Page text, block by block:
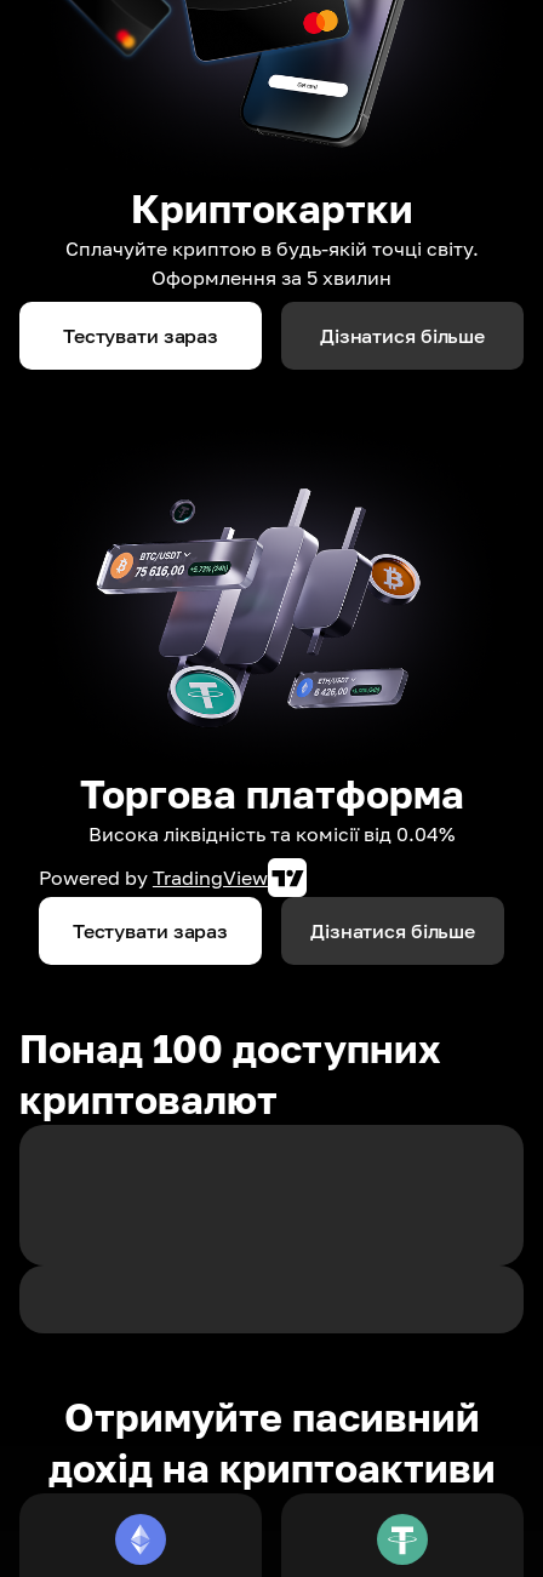
Криптокартки
Сплачуйте криптою в будь-якій точці світу.
Оформлення за 5 хвилин
Тестувати зараз Дізнатися більше
Торгова платформа
Висока ліквідність та комісії від 0.04%
Powered by TradingView
Тестувати зараз Дізнатися більше
Понад 100 доступних
криптовалют
Отримуйте пасивний
дохід на криптоактиви